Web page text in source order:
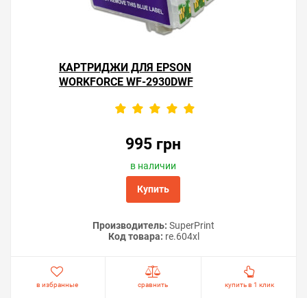
КАРТРИДЖИ ДЛЯ EPSON
WORKFORCE WF-2930DWF
995 грн
в наличии
Купить
Производитель: SuperPrint
Код товара: re.604xl
в избранные сравнить купить в 1 клик